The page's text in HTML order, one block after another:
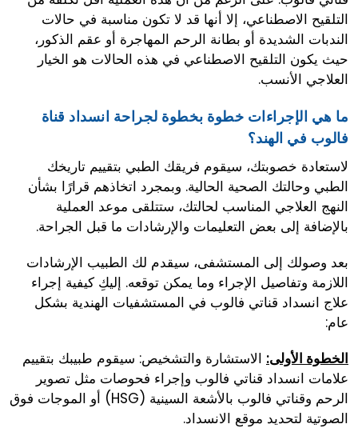
التلقيح الاصطناعي، إلا أنها قد لا تكون مناسبة في حالات
الندبات الشديدة أو بطانة الرحم المهاجرة أو عقم الذكور،
حيث يكون التلقيح الاصطناعي في هذه الحالات هو الخيار
العلاجي الأنسب.
ما هي الإجراءات خطوة بخطوة لجراحة انسداد قناة
فالوب في الهند؟
لاستعادة خصوبتك، سيقوم فريقك الطبي بتقييم تاريخك
الطبي وحالتك الصحية الحالية. وبمجرد اتخاذهم قرارًا بشأن
النهج العلاجي المناسب لحالتك، ستتلقى موعد العملية
بالإضافة إلى بعض التعليمات والإرشادات ما قبل الجراحة.
بعد وصولك إلى المستشفى، سيقدم لك الطبيب الإرشادات
اللازمة وتفاصيل الإجراء وما يمكن توقعه. إليكِ كيفية إجراء
علاج انسداد قناتي فالوب في المستشفيات الهندية بشكل
عام:
الخطوة الأولى: الاستشارة والتشخيص: سيقوم طبيبك بتقييم
علامات انسداد قناتي فالوب وإجراء فحوصات مثل تصوير
الرحم وقناتي فالوب بالأشعة السينية (HSG) أو الموجات فوق
الصوتية لتحديد موقع الانسداد.